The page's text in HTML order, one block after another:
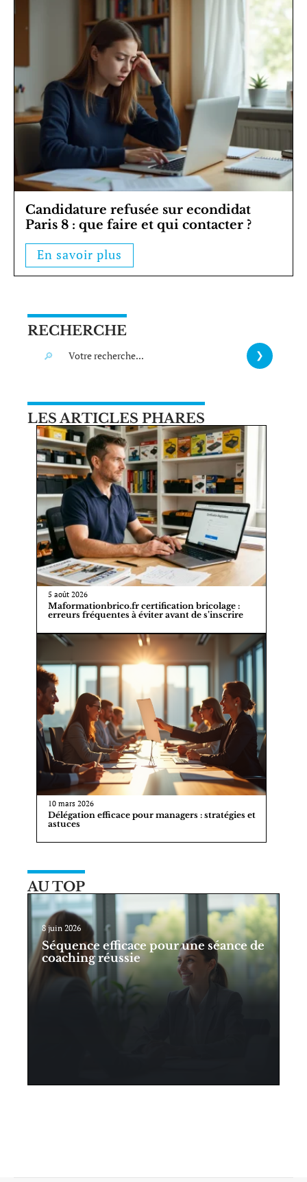
Candidature refusée sur econdidat
Paris 8 : que faire et qui contacter ?
En savoir plus
RECHERCHE
LES ARTICLES PHARES
5 août 2026
Maformationbrico.fr certification bricolage :
erreurs fréquentes à éviter avant de s’inscrire
10 mars 2026
Délégation efficace pour managers : stratégies et
astuces
AU TOP
8 juin 2026
Séquence efficace pour une séance de
coaching réussie